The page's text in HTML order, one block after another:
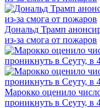
Дональд Трамп
из-за смога от пожаров
Марокко оценило
проникнуть в Сеуту, в